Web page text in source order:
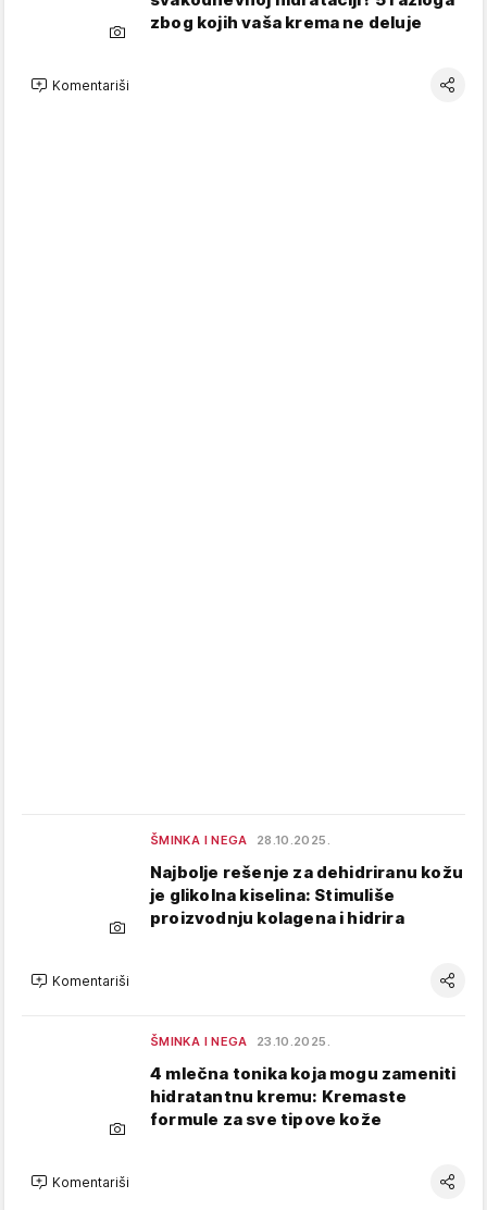
zbog kojih vaša krema ne deluje
Komentariši
ŠMINKA I NEGA 28.10.2025.
Najbolje rešenje za dehidriranu kožu
je glikolna kiselina: Stimuliše
proizvodnju kolagena i hidrira
Komentariši
ŠMINKA I NEGA 23.10.2025.
4 mlečna tonika koja mogu zameniti
hidratantnu kremu: Kremaste
formule za sve tipove kože
Komentariši